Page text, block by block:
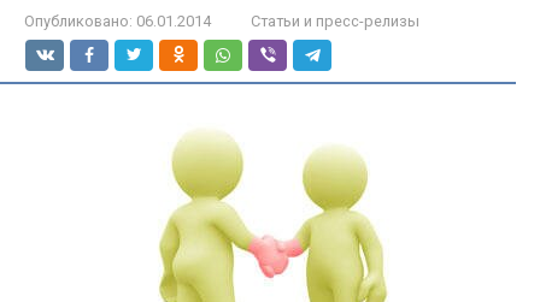
Опубликовано: 06.01.2014 Статьи и пресс-релизы